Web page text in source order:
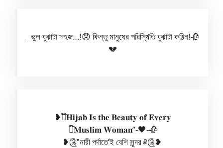
_ভুল বুঝাটা সহজ…!😞 কিন্তু মানুষের পরিস্থিতি বুঝাটা কঠিন!🥀
💔
❥❝᷀ົ𝐇𝐢𝐣𝐚𝐛 𝐈𝐬 𝐭𝐡𝐞 𝐁𝐞𝐚𝐮𝐭𝐲 𝐨𝐟 𝐄𝐯𝐞𝐫𝐲
❝᷀ົ𝐌𝐮𝐬𝐥𝐢𝐦 𝐖𝐨𝐦𝐚𝐧”-🖤-🥀
❥༊‟নারী পর্দাতে’ই বেশি সুন্দর ༅༊❥ ‎‎‎‎‎‎‎‎‎‎‎‎‎‎‎‎‎‎‎‎‎‎‎‎‎‎‎‎‎‎‎‎‎‎‎‎‎‎‎‎‎‎‎‎‎‎‎‎‎‎‎‎‎‎‎‎‎‎‎‎‎‎‎‎‎‎‎‎‎‎‎‎‎‎‎‎‎‎‎‎‎‎‎‎‎‎‎‎‎‎‎‎‎‎‎‎‎‎‎‎‎‎‎‎‎‎‎‎‎‎‎‎‎‎‎‎‎‎‎‎‎‎‎‎‎‎‎‎‎‎‎‎‎